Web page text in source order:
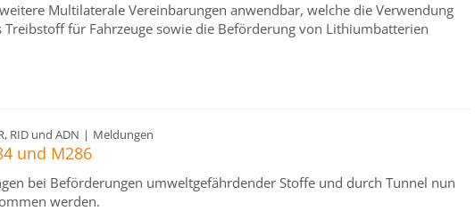
Multilaterale Vereinbarungen anwendbar, welche die Verwendung
Treibstoff für Fahrzeuge sowie die Beförderung von Lithiumbatterien
RID und ADN | Meldungen
und M286
bei Beförderungen umweltgefährdender Stoffe und durch Tunnel nun
werden.